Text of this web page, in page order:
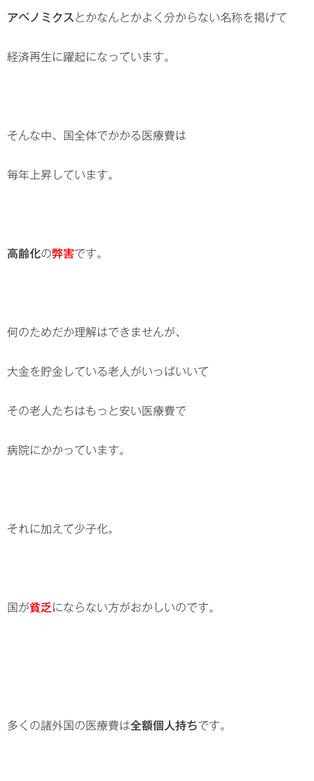
アベノミクス とかなんとかよく分からない名称を掲げて
経済再生に躍起になっています。
そんな中、国全体でかかる医療費は
毎年上昇しています。
高齢化の弊害です。
何のためだか理解はできませんが、
大金を貯金している老人がいっぱいいて
その老人たちはもっと安い医療費で
病院にかかっています。
それに加えて少子化。
国が貧乏 にならない方がおかしいのです。
多くの諸外国の医療費は全額個人持ちです。